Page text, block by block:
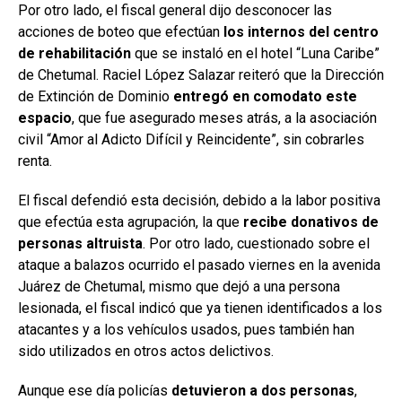
Por otro lado, el fiscal general dijo desconocer las
acciones de boteo que efectúan los internos del centro
de rehabilitación que se instaló en el hotel “Luna Caribe”
de Chetumal. Raciel López Salazar reiteró que la Dirección
de Extinción de Dominio entregó en comodato este
espacio, que fue asegurado meses atrás, a la asociación
civil “Amor al Adicto Difícil y Reincidente”, sin cobrarles
renta.
El fiscal defendió esta decisión, debido a la labor positiva
que efectúa esta agrupación, la que recibe donativos de
personas altruista. Por otro lado, cuestionado sobre el
ataque a balazos ocurrido el pasado viernes en la avenida
Juárez de Chetumal, mismo que dejó a una persona
lesionada, el fiscal indicó que ya tienen identificados a los
atacantes y a los vehículos usados, pues también han
sido utilizados en otros actos delictivos.
Aunque ese día policías detuvieron a dos personas,